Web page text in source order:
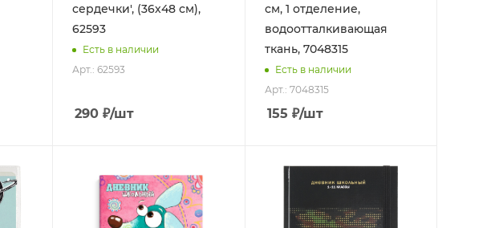
сердечки', (36х48 см),
62593
Есть в наличии
Арт.: 62593
290 ₽/шт
см, 1 отделение,
водоотталкивающая
ткань, 7048315
Есть в наличии
Арт.: 7048315
155 ₽/шт